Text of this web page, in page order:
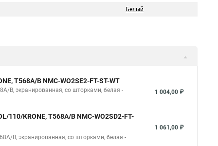
Белый
T568A/B NMC-WO2SE2-FT-ST-WT
B, экранированная, со шторками, белая -
1 004,00 ₽
110/KRONE, T568A/B NMC-WO2SD2-FT-
B, экранированная, со шторками, белая -
1 061,00 ₽